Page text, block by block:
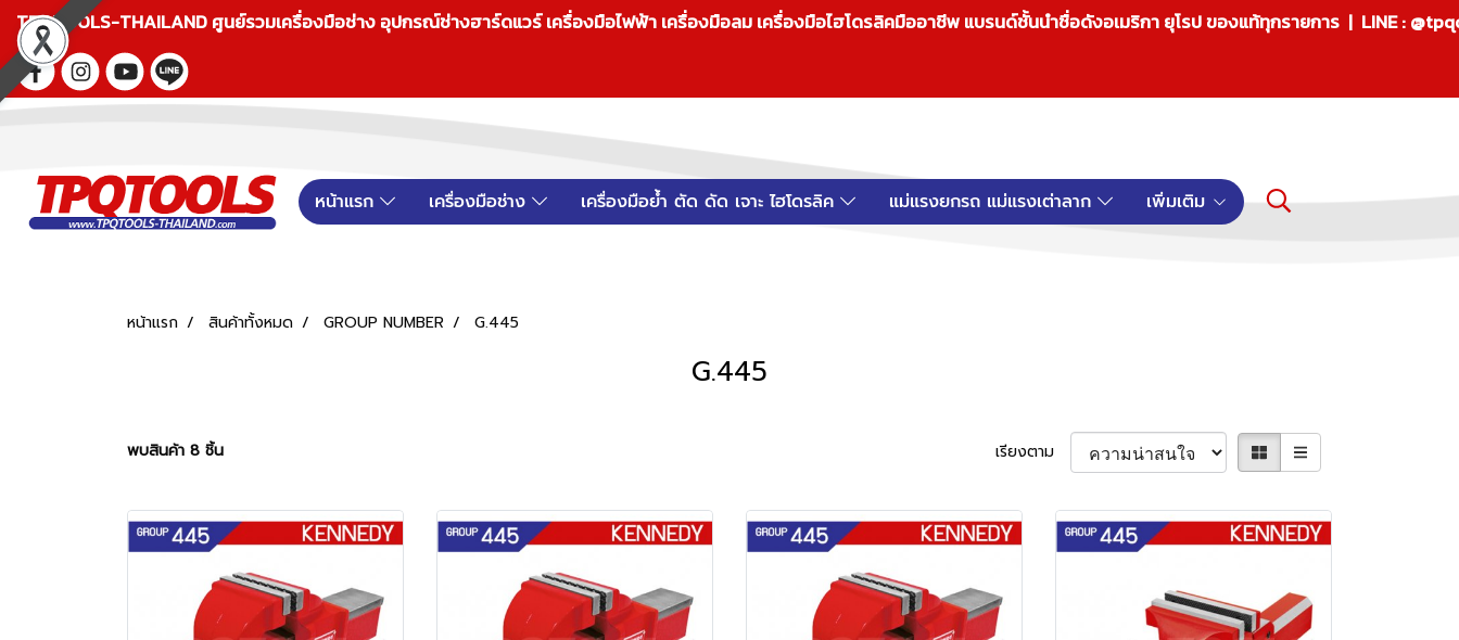
TPQTOOLS-THAILAND ศูนย์รวมเครื่องมือช่าง อุปกรณ์ช่างฮาร์ดแวร์ เครื่องมือไฟฟ้า เครื่องมือลม เครื่องมือไฮโดรลิคมืออาชีพ แบรนด์ชั้นนำชื่อดังอเมริกา ยุโรป ของแท้ทุกรายการ | LINE :
หน้าแรก เครื่องมือช่าง เครื่องมือย้ำ ตัด ดัด เจาะ ไฮโดรลิค แม่แรงยกรถ แม่แรงเต่าลาก เพิ่มเติม
หน้าแรก สินค้าทั้งหมด GROUP NUMBER G.445
G.445
พบสินค้า 8 ชิ้น เรียงตาม